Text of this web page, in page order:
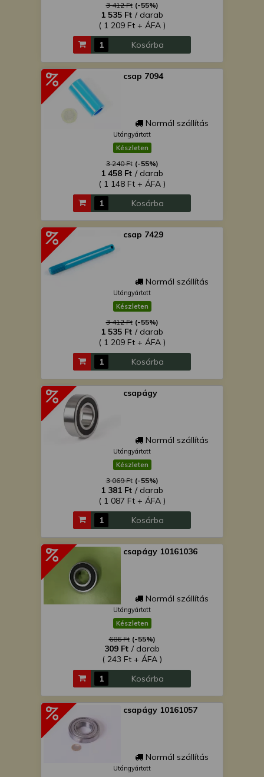
3 412 Ft (-55%)
1 535 Ft / darab
( 1 209 Ft + ÁFA )
Kosárba
csap 7094
Normál szállítás
Utángyártott
Készleten
3 240 Ft (-55%)
1 458 Ft / darab
( 1 148 Ft + ÁFA )
Kosárba
csap 7429
Normál szállítás
Utángyártott
Készleten
3 412 Ft (-55%)
1 535 Ft / darab
( 1 209 Ft + ÁFA )
Kosárba
csapágy
Normál szállítás
Utángyártott
Készleten
3 069 Ft (-55%)
1 381 Ft / darab
( 1 087 Ft + ÁFA )
Kosárba
csapágy 10161036
Normál szállítás
Utángyártott
Készleten
686 Ft (-55%)
309 Ft / darab
( 243 Ft + ÁFA )
Kosárba
csapágy 10161057
Normál szállítás
Utángyártott